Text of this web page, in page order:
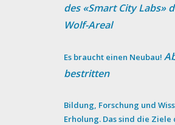
des «Smart City Labs»
Wolf-Areal
Es braucht einen Neubau!
bestritten
Bildung, Forschung und
Erholung. Das sind die